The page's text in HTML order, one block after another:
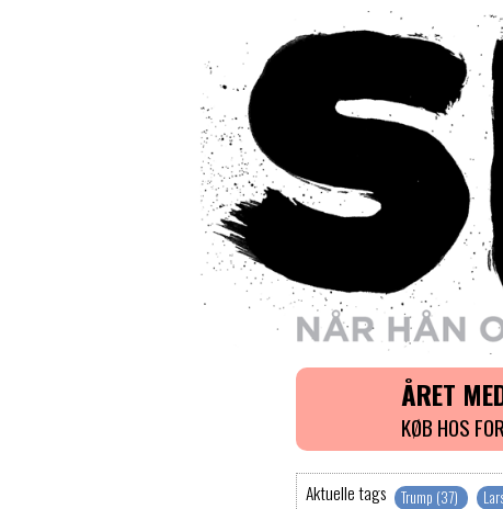
ÅRET
KØB HOS
Aktuelle tags Trump (37)